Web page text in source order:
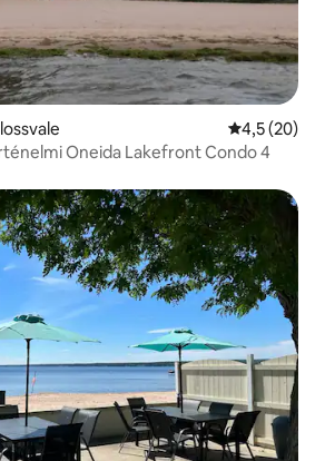
Átlagos
4,5 (20)
Oneida Lakefront Condo 4